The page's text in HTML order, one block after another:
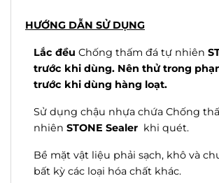
HƯỚNG DẪN SỬ DỤNG
Lắc đềuChống thấm đá tự nhiên
trước khi dùng. Nên thử trong
trước khi dùng hàng loạt.
Sử dụng chậu nhựa chứa Chống
nhiên STONE Sealer khi quét.
Bề mặt vật liệu phải sạch, khô và
bất kỳ các loại hóa chất khác.